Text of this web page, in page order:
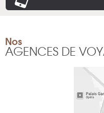
Nos
AGENCES DE